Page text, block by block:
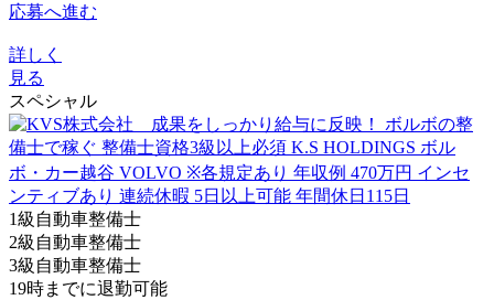
応募へ進む
詳しく
見る
スペシャル
1級自動車整備士
2級自動車整備士
3級自動車整備士
19時までに退勤可能